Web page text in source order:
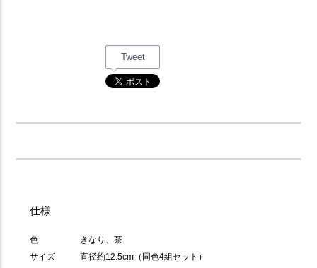
Tweet
仕様
色
きなり、茶
サイズ
直径約12.5cm（同色4組セット）